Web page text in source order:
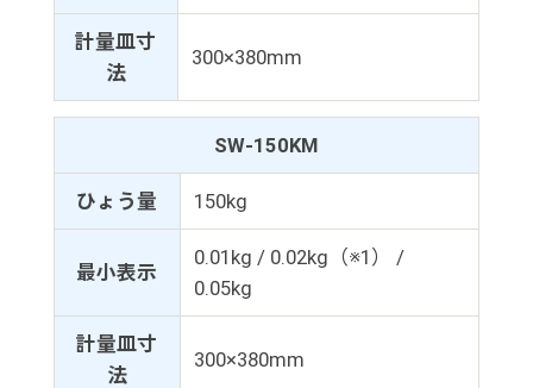
計量皿寸
法
300×380mm
SW-150KM
ひょう量 150kg
最小表示
0.01kg / 0.02kg（※1） /
0.05kg
計量皿寸
法
300×380mm